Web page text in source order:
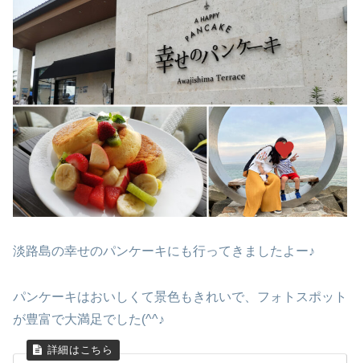
淡路島の幸せのパンケーキにも行ってきましたよー♪
パンケーキはおいしくて景色もきれいで、フォトスポット
が豊富で大満足でした(^^♪